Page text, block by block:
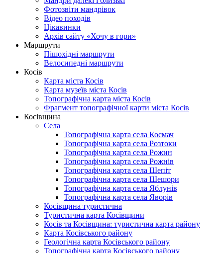
Фотозвіти мандрівок
Відео походів
Цікавинки
Архів сайту «Хочу в гори»
Маршрути
Пішохідні маршрути
Велосипедні маршрути
Косів
Карта міста Косів
Карта музеїв міста Косів
Топографічна карта міста Косів
Фрагмент топографічної карти міста Косів
Косівщина
Села
Топографічна карта села Космач
Топографічна карта села Розтоки
Топографічна карта села Рожин
Топографічна карта села Рожнів
Топографічна карта села Шепіт
Топографічна карта села Шешори
Топографічна карта села Яблунів
Топографічна карта села Яворів
Косівщина туристична
Туристична карта Косівщини
Косів та Косівщина: туристична карта району
Карта Косівського району
Геологічна карта Косівського району
Топографічна карта Косівського району